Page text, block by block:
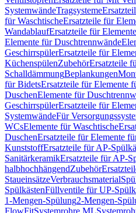
SystemwändeTragsysteme
für WaschtischeErsatzteile für
WandablaufErsatzteile für
Elemente für Duschtrennwände
GeschirrspülerErsatzteile für
KüchenspülenZubehörErsatzteile
SchalldämmungBeplankungen
für BidetsErsatzteile für Elemente
DuschenElemente für
GeschirrspülerErsatzteile für
SystemwändeFür
WCsElemente für Waschtische
DuschenErsatzteile für Elemente
KunststoffErsatzteile für AP-
SanitärkeramikErsatzteile für AP-
halbhochhängendZubehör
StaueinsätzeVerbrauchsmaterial
SpülkästenFüllventile für UP-
1-Mengen-Spülung2-Mengen-
FlowFitSystemrohre ML